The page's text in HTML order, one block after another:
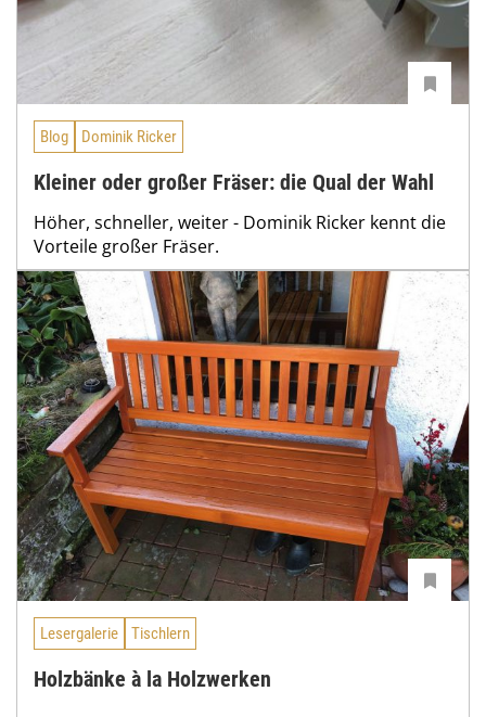
Blog Dominik Ricker
Kleiner oder großer Fräser: die Qual der Wahl
Höher, schneller, weiter - Dominik Ricker kennt die
Vorteile großer Fräser.
Lesergalerie Tischlern
Holzbänke à la Holzwerken